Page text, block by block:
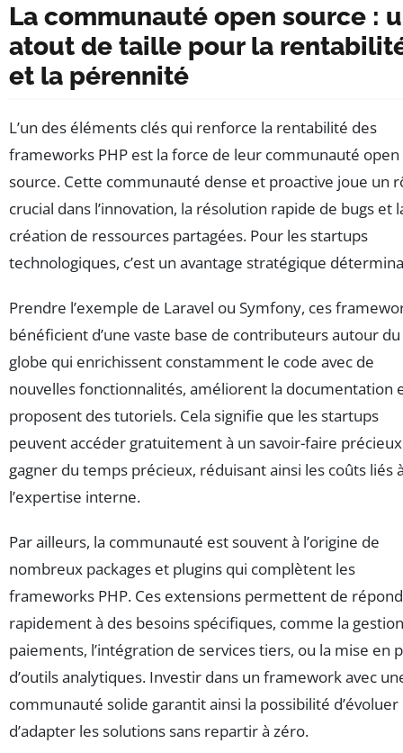
La communauté open source :
atout de taille pour la
et la pérennité
L’un des éléments clés qui renforce la rentabilité des
frameworks PHP est la force de leur communauté open
source. Cette communauté dense et proactive joue un
crucial dans l’innovation, la résolution rapide de bugs et
création de ressources partagées. Pour les startups
technologiques, c’est un avantage stratégique
Prendre l’exemple de Laravel ou Symfony, ces
bénéficient d’une vaste base de contributeurs autour du
globe qui enrichissent constamment le code avec de
nouvelles fonctionnalités, améliorent la documentation
proposent des tutoriels. Cela signifie que les startups
peuvent accéder gratuitement à un savoir-faire
gagner du temps précieux, réduisant ainsi les coûts liés
l’expertise interne.
Par ailleurs, la communauté est souvent à l’origine de
nombreux packages et plugins qui complètent les
frameworks PHP. Ces extensions permettent de
rapidement à des besoins spécifiques, comme la
paiements, l’intégration de services tiers, ou la mise en
d’outils analytiques. Investir dans un framework avec
communauté solide garantit ainsi la possibilité d’évoluer
d’adapter les solutions sans repartir à zéro.